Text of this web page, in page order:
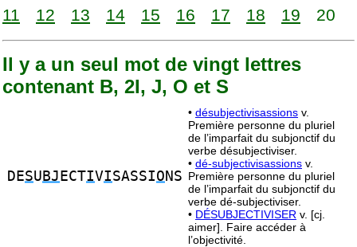
11
12 13 14 15 16 17 18 19 20
Il y a un seul mot de vingt lettres
contenant B, 2I, J, O et S
DESU BJ ECTIVISASSIO NS
• désubjectivisassions v.
Première personne du pluriel
de l’imparfait du subjonctif du
verbe désubjectiviser.
• dé-subjectivisassions v.
Première personne du pluriel
de l’imparfait du subjonctif du
verbe dé-subjectiviser.
• DÉSUBJECTIVISER v. [cj.
aimer]. Faire accéder à
l’objectivité.